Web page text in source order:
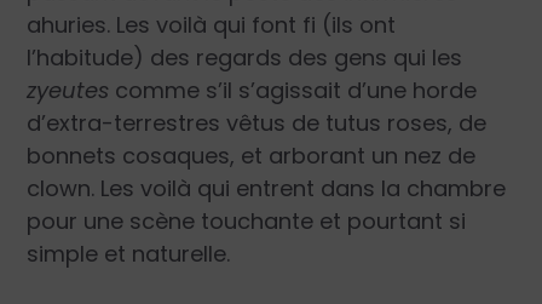
ahuries. Les voilà qui font fi (ils ont
l’habitude) des regards des gens qui les
zyeutes comme s’il s’agissait d’une horde
d’extra-terrestres vêtus de tutus roses, de
bonnets cosaques, et arborant un nez de
clown. Les voilà qui entrent dans la chambre
pour une scène touchante et pourtant si
simple et naturelle.